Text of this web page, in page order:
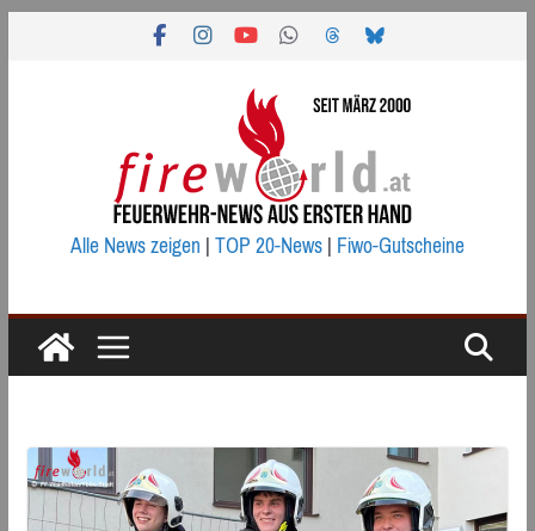
Alle News zeigen|TOP 20-News|Fiwo-Gutscheine